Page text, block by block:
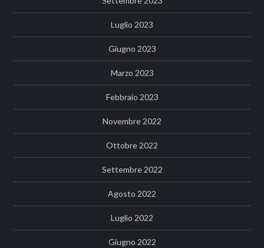
Luglio 2023
Giugno 2023
Marzo 2023
Febbraio 2023
Novembre 2022
Ottobre 2022
Settembre 2022
Agosto 2022
Luglio 2022
Giugno 2022